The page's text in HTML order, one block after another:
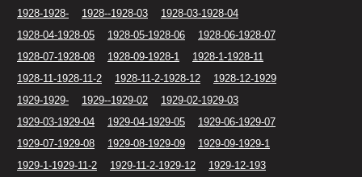
1928-1928- 1928--1928-03
1928-03-1928-04
1928-04-1928-05
1928-05-1928-06
1928-06-1928-07
1928-07-1928-08
1928-09-1928-1
1928-1-1928-11
1928-11-1928-11-2
1928-11-2-1928-12
1928-12-1929
1929-1929-
1929--1929-02
1929-02-1929-03
1929-03-1929-04
1929-04-1929-05
1929-06-1929-07
1929-07-1929-08
1929-08-1929-09
1929-09-1929-1
1929-1-1929-11-2
1929-11-2-1929-12
1929-12-193